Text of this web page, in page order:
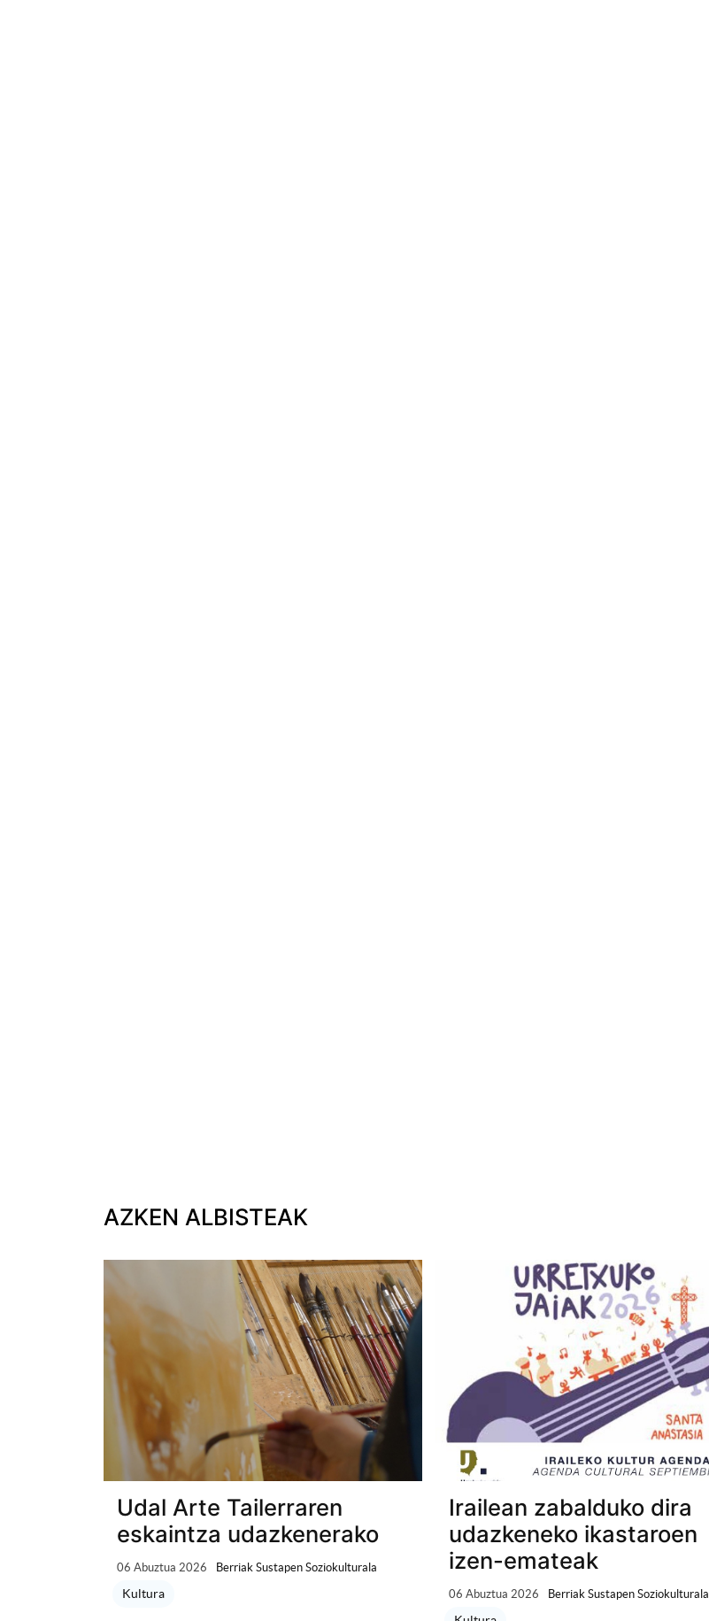
AZKEN ALBISTEAK
Udal Arte Tailerraren
eskaintza udazkenerako
06 Abuztua 2026 Berriak Sustapen Soziokulturala
Kultura
Irailean zabalduko dira
udazkeneko ikastaroen
izen-emateak
06 Abuztua 2026 Berriak Sustapen Soziokulturala